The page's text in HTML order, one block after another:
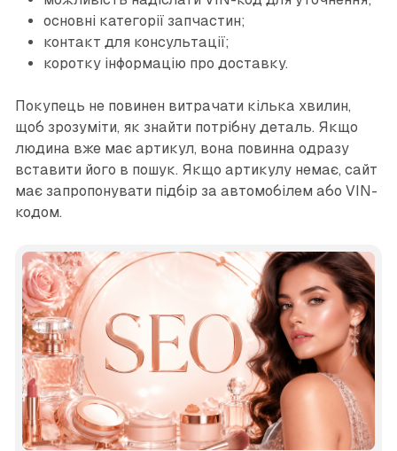
основні категорії запчастин;
контакт для консультації;
коротку інформацію про доставку.
Покупець не повинен витрачати кілька хвилин,
щоб зрозуміти, як знайти потрібну деталь. Якщо
людина вже має артикул, вона повинна одразу
вставити його в пошук. Якщо артикулу немає, сайт
має запропонувати підбір за автомобілем або VIN-
кодом.